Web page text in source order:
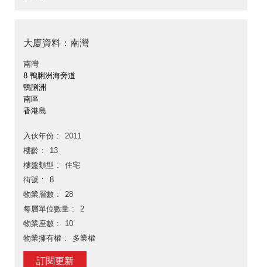
大廈資料：南灣
南灣
8 鴨脷洲海旁道
鴨脷洲
南區
香港島
入伙年份
2011
樓齡
13
樓盤類型
住宅
街號
8
物業層數
28
每層單位數量
2
物業座數
10
物業擁有權
多業權
訂閱更新